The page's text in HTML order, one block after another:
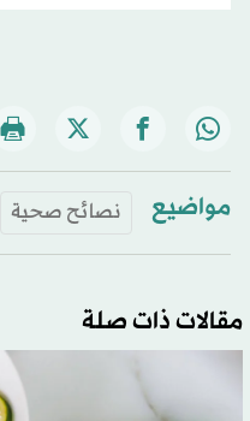
مواضيع نصائح صحية
مقالات ذات صلة